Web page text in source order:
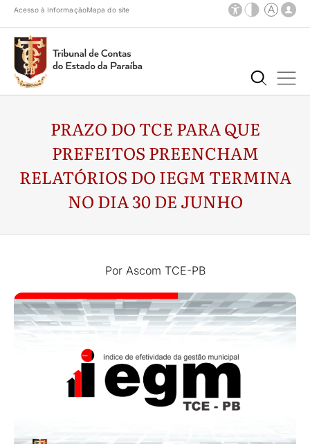
Acesso à InformaçãoMapa do site
PRAZO DO TCE PARA QUE
PREFEITOS PREENCHAM
RELATÓRIOS DO IEGM TERMINA
NO DIA 30 DE JUNHO
Por Ascom TCE-PB